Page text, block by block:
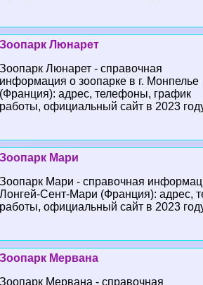
Зоопарк Люнарет
Зоопарк Люнарет - справочная
информация о зоопарке в г. Монпелье
(Франция): адрес, телефоны, график
работы, официальный сайт в 2023
Зоопарк Мари
Зоопарк Мари - справочная
Лонгeй-Сент-Мари (Франция): адрес,
работы, официальный сайт в 2023
Зоопарк Мервана
Зоопарк Мервана - справочная